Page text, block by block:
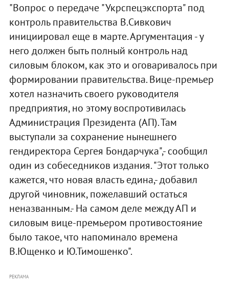
"Вопрос о передаче "Укрспецэкспорта" под
контроль правительства В.Сивкович
инициировал еще в марте. Аргументация - у
него должен быть полный контроль над
силовым блоком, как это и оговаривалось при
формировании правительства. Вице-премьер
хотел назначить своего руководителя
предприятия, но этому воспротивилась
Администрация Президента (АП). Там
выступали за сохранение нынешнего
гендиректора Сергея Бондарчука",- сообщил
один из собеседников издания. "Этот только
кажется, что новая власть едина,- добавил
другой чиновник, пожелавший остаться
неназванным.- На самом деле между АП и
силовым вице-премьером противостояние
было такое, что напоминало времена
В.Ющенко и Ю.Тимошенко".
РЕКЛАМА